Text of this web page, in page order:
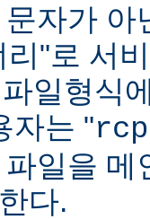
자가 아
리"로 서
일형식
자는 "
일을 메
다.